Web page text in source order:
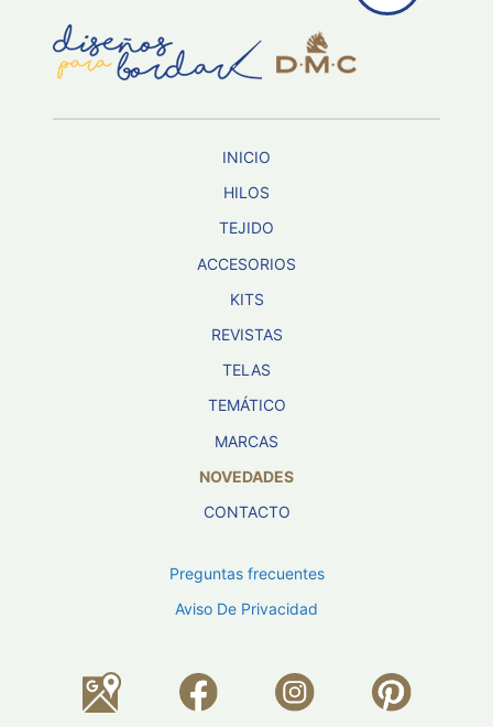
INICIO
HILOS
TEJIDO
ACCESORIOS
KITS
REVISTAS
TELAS
TEMÁTICO
MARCAS
NOVEDADES
CONTACTO
Preguntas frecuentes
Aviso De Privacidad